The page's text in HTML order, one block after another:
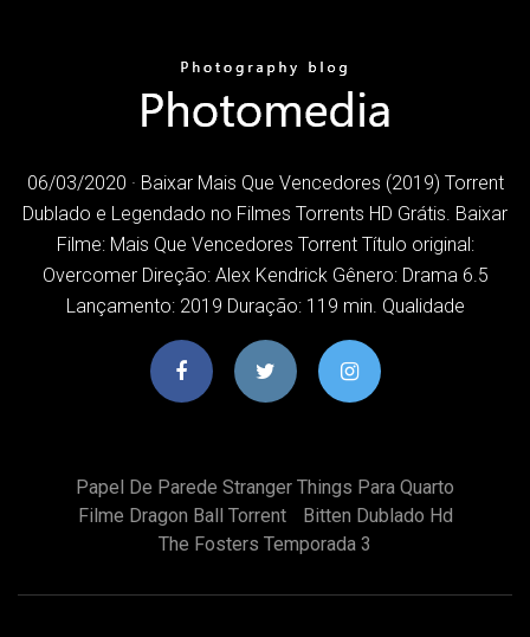
06/03/2020 · Baixar Mais Que Vencedores (2019) Torrent
Dublado e Legendado no Filmes Torrents HD Grátis. Baixar
Filme: Mais Que Vencedores Torrent Título original:
Overcomer Direção: Alex Kendrick Gênero: Drama 6.5
Lançamento: 2019 Duração: 119 min. Qualidade
Papel De Parede Stranger Things Para Quarto
Filme Dragon Ball Torrent
Bitten Dublado Hd
The Fosters Temporada 3